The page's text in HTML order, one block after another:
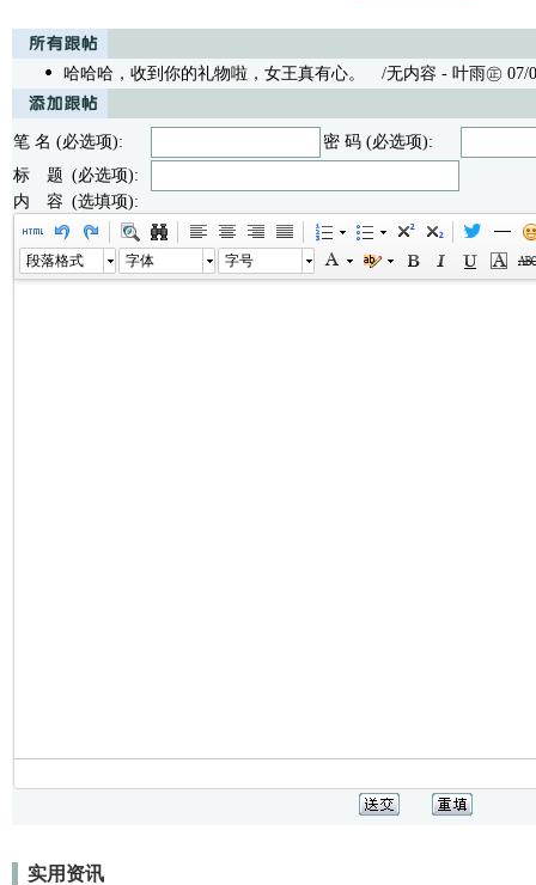
哈哈哈，收到你的礼物啦，女王真有心。 /无内容 - 叶雨㊣ 07/
笔 名 (必选项):
密 码 (必选项):
标 题 (必选项):
内 容 (选填项):
段落格式 字体 字号
实用资讯